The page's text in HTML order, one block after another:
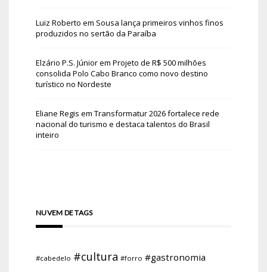
Luiz Roberto em Sousa lança primeiros vinhos finos
produzidos no sertão da Paraíba
Elzário P.S. Júniorem Projeto de R$ 500 milhões
consolida Polo Cabo Branco como novo destino
turístico no Nordeste
Eliane Regis em Transformatur 2026 fortalece rede
nacional do turismo e destaca talentos do Brasil
inteiro
NUVEM DE TAGS
#cabedelo #cultura #forro #gastronomia